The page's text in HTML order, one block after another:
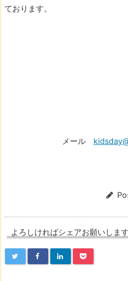
ております。
メール
よろしければシェアお願いします